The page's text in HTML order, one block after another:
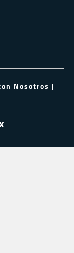
Nosotros |